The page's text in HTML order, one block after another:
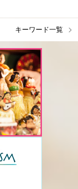
キーワード一覧